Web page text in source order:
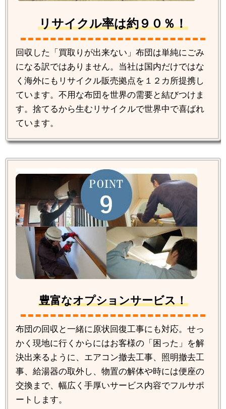
リサイクル率は約９０％！
回収した「買取りが出来ない」布団は単純にごみ
になる訳ではありません。当社は国内だけではな
く海外にもリサイクル販売拠点を１２カ所提携し
ています。不用な布団を世界の需要と結びつけま
す。捨てるから生むリサイクルで世界中で喜ばれ
ています。
豊富なオプションサービス！
布団の回収と一緒に原状回復工事にも対応。せっ
かく現地に行くからにはお客様の「困った」を解
決出来るように、エアコン撤去工事、照明撤去工
事、給湯器の取外し、物置の解体や時には便座の
交換まで、幅広く手厚いサービス内容でフルサポ
ートします。